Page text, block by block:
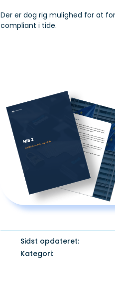
Der er dog rig mulighed for at
compliant i tide.
Sidst opdateret:
Kategori: